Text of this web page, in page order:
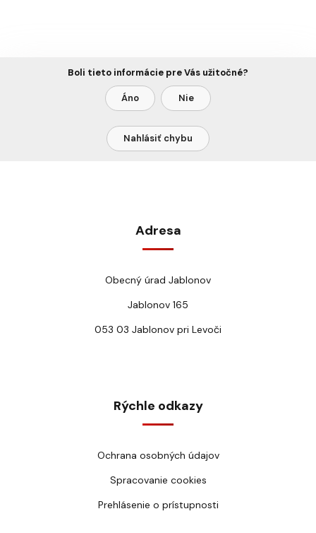
Boli tieto informácie pre Vás užitočné?
Áno Nie
Nahlásiť chybu
Adresa
Obecný úrad Jablonov
Jablonov 165
053 03 Jablonov pri Levoči
Rýchle odkazy
Ochrana osobných údajov
Spracovanie cookies
Prehlásenie o prístupnosti